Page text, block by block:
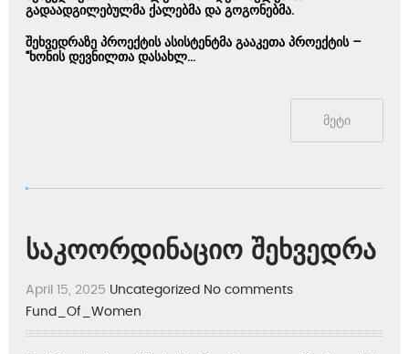
გადაადგილებულმა ქალებმა და გოგონებმა.
შეხვედრაზე პროექტის ასისტენტმა გააკეთა პროექტის –
“ხონის დევნილთა დასახლ...
მეტი
საკოორდინაციო შეხვედრა
April 15, 2025 Uncategorized No comments
Fund_Of_Women